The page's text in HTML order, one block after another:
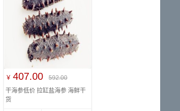
￥ 407.00
592.00
干海参低价 拉缸盐海参 海鲜干
货